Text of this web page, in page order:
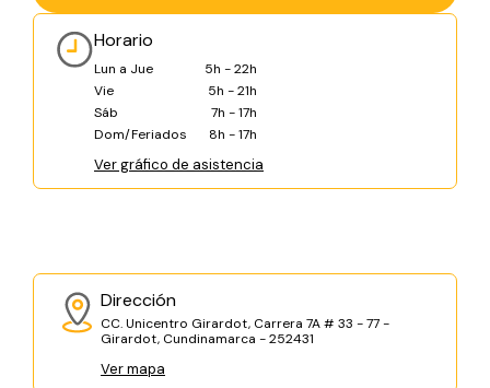
Horario
Lun a Jue
5h - 22h
Vie
5h - 21h
Sáb
7h - 17h
Dom/Feriados
8h - 17h
Ver gráfico de asistencia
Dirección
CC. Unicentro Girardot, Carrera 7A # 33 - 77 -
Girardot, Cundinamarca - 252431
Ver mapa